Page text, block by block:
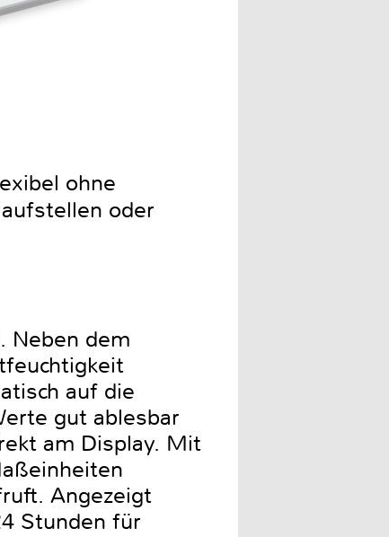
ohne
oder
Neben dem
auf die
gut ablesbar
am Display. Mit
Angezeigt
Stunden für